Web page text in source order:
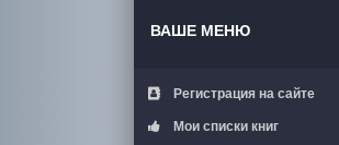
ВАШЕ МЕНЮ
Регистрация на сайте
Мои списки книг